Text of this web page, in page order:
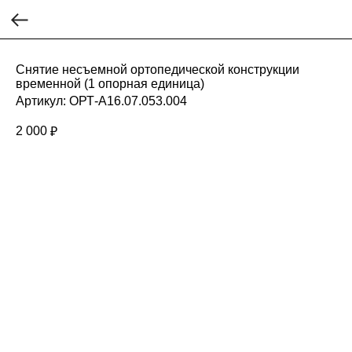
Снятие несъемной ортопедической конструкции
временной (1 опорная единица)
Артикул: ОРТ-А16.07.053.004
2 000 ₽